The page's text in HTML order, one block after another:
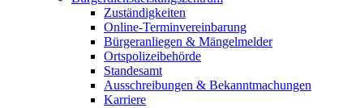
Zuständigkeiten
Online-Terminvereinbarung
Bürgeranliegen & Mängelmelder
Ortspolizeibehörde
Standesamt
Ausschreibungen & Bekanntmachungen
Karriere